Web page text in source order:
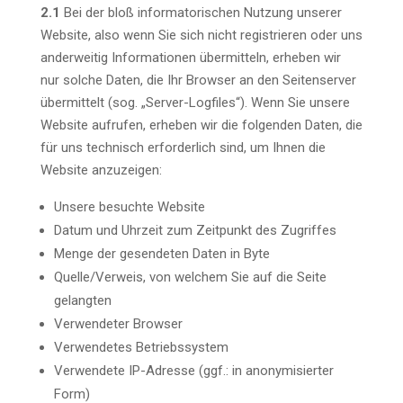
2.1 Bei der bloß informatorischen Nutzung unserer
Website, also wenn Sie sich nicht registrieren oder uns
anderweitig Informationen übermitteln, erheben wir
nur solche Daten, die Ihr Browser an den Seitenserver
übermittelt (sog. „Server-Logfiles“). Wenn Sie unsere
Website aufrufen, erheben wir die folgenden Daten, die
für uns technisch erforderlich sind, um Ihnen die
Website anzuzeigen:
Unsere besuchte Website
Datum und Uhrzeit zum Zeitpunkt des Zugriffes
Menge der gesendeten Daten in Byte
Quelle/Verweis, von welchem Sie auf die Seite
gelangten
Verwendeter Browser
Verwendetes Betriebssystem
Verwendete IP-Adresse (ggf.: in anonymisierter
Form)